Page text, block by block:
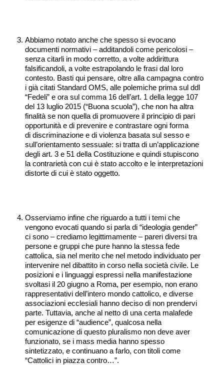
Abbiamo notato anche che spesso si evocano
documenti normativi – additandoli come pericolosi –
senza citarli in modo corretto, a volte addirittura
falsificandoli, a volte estrapolando le frasi dal loro
contesto. Basti qui pensare, oltre alla campagna contro
i già citati Standard OMS, alle polemiche prima sul ddl
“Fedeli” e ora sul comma 16 dell’art. 1 della legge 107
del 13 luglio 2015 (“Buona scuola”), che non ha altra
finalità se non quella di promuovere il principio di pari
opportunità e di prevenire e contrastare ogni forma
di discriminazione e di violenza basata sul sesso e
sull’orientamento sessuale: si tratta di un’applicazione
degli art. 3 e 51 della Costituzione e quindi stupiscono
la contrarietà con cui è stato accolto e le interpretazioni
distorte di cui è stato oggetto.
Osserviamo infine che riguardo a tutti i temi che
vengono evocati quando si parla di “ideologia gender”
ci sono – crediamo legittimamente – pareri diversi tra
persone e gruppi che pure hanno la stessa fede
cattolica, sia nel merito che nel metodo individuato per
intervenire nel dibattito in corso nella società civile. Le
posizioni e i linguaggi espressi nella manifestazione
svoltasi il 20 giugno a Roma, per esempio, non erano
rappresentativi dell’intero mondo cattolico, e diverse
associazioni ecclesiali hanno deciso di non prendervi
parte. Tuttavia, anche al netto di una certa malafede
per esigenze di “audience”, qualcosa nella
comunicazione di questo pluralismo non deve aver
funzionato, se i mass media hanno spesso
sintetizzato, e continuano a farlo, con titoli come
“Cattolici in piazza contro…”.